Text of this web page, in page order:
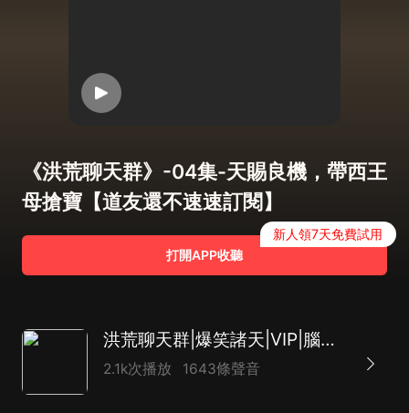
《洪荒聊天群》-04集-天賜良機，帶西王
母搶寶【道友還不速速訂閱】
打開APP收聽
新人領7天免費試用
洪荒聊天群|爆笑諸天|VIP|腦洞修仙
2.1k次播放 1643條聲音